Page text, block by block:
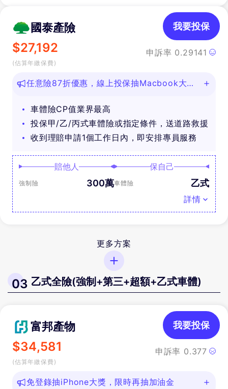
國泰產險
$27,192
(估算年繳保費)
申訴率 0.29141
我要投保
任意險87折優惠，線上投保抽Macbook大
車體險CP值業界最高
投保甲/乙/丙式車體險或指定條件，送道路救援
收到理賠申請1個工作日內，即安排專員服務
賠他人
強制險 300萬
保自己
車體險 乙式
詳情
更多方案
03 乙式全險(強制+第三+超額+乙式車體)
富邦產物
$34,581
(估算年繳保費)
申訴率 0.377
我要投保
免登錄抽iPhone大獎，限時再抽加油金